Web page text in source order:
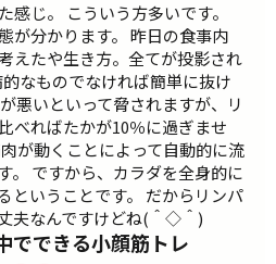
感じ。 こういう方多いです。
が分かります。 昨日の食事内
えたや生き方。全てが投影され
なものでなければ簡単に抜け
悪いといって脅されますが、リ
べればたかが10％に過ぎませ
が動くことによって自動的に流
。 ですから、カラダを全身的に
ということです。 だからリンパ
夫なんですけどね(＾◇＾)
でできる小顔筋トレ